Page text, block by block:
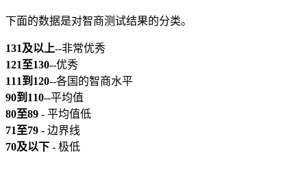
下面的数据是对智商测试结果的分类。
131及以上--非常优秀
121至130--优秀
111到120--各国的智商水平
90到110--平均值
80至89 - 平均值低
71至79 - 边界线
70及以下 - 极低